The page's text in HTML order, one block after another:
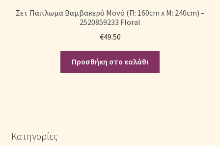
Σετ Πάπλωμα Βαμβακερό Μονό (Π: 160cm x Μ: 240cm) –
2520859233 Floral
€49.50
Προσθήκη στο καλάθι
Κατηγορίες